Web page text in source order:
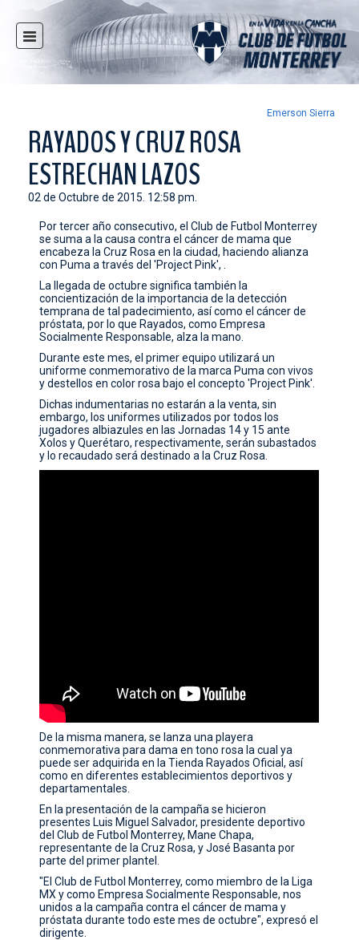
INICIO
NOTICIAS
MULTIMEDIA
RAYADOS
RAYADAS
FUERZAS BÁSICAS
RESPONSABILIDAD SOCIAL
TAQUILLA
TIENDA
ESTADIO
PRENSA
CONTACTO
Emerson Sierra
RAYADOS Y CRUZ ROSA
ESTRECHAN LAZOS
02 de Octubre de 2015. 12:58 pm.
Por tercer año consecutivo, el Club de Futbol Monterrey
se suma a la causa contra el cáncer de mama que
encabeza la Cruz Rosa en la ciudad, haciendo alianza
con Puma a través del 'Project Pink', .
La llegada de octubre significa también la
concientización de la importancia de la detección
temprana de tal padecimiento, así como el cáncer de
próstata, por lo que Rayados, como Empresa
Socialmente Responsable, alza la mano.
Durante este mes, el primer equipo utilizará un
uniforme conmemorativo de la marca Puma con vivos
y destellos en color rosa bajo el concepto 'Project Pink'.
Dichas indumentarias no estarán a la venta, sin
embargo, los uniformes utilizados por todos los
jugadores albiazules en las Jornadas 14 y 15 ante
Xolos y Querétaro, respectivamente, serán subastados
y lo recaudado será destinado a la Cruz Rosa.
De la misma manera, se lanza una playera
conmemorativa para dama en tono rosa la cual ya
puede ser adquirida en la Tienda Rayados Oficial, así
como en diferentes establecimientos deportivos y
departamentales.
En la presentación de la campaña se hicieron
presentes Luis Miguel Salvador, presidente deportivo
del Club de Futbol Monterrey, Mane Chapa,
representante de la Cruz Rosa, y José Basanta por
parte del primer plantel.
"El Club de Futbol Monterrey, como miembro de la Liga
MX y como Empresa Socialmente Responsable, nos
unidos a la campaña contra el cáncer de mama y
próstata durante todo este mes de octubre", expresó el
dirigente.